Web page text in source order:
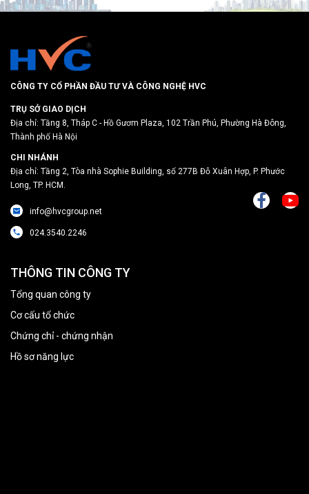
CÔNG TY CỔ PHẦN ĐẦU TƯ VÀ CÔNG NGHỆ HVC
TRỤ SỞ GIAO DỊCH
Địa chỉ: Tầng 8, Tháp C - Hồ Gươm Plaza, 102 Trần Phú, Phường Hà Đông,
Thành phố Hà Nội
CHI NHÁNH
Địa chỉ: Tầng 2, Tòa nhà Sophie Building, số 277B Đỗ Xuân Hợp, P. Phước
Long, TP. HCM.
info@hvcgroup.net
024.3540.2246
THÔNG TIN CÔNG TY
Tổng quan công ty
Cơ cấu tổ chức
Chứng chỉ - chứng nhận
Hồ sơ năng lực